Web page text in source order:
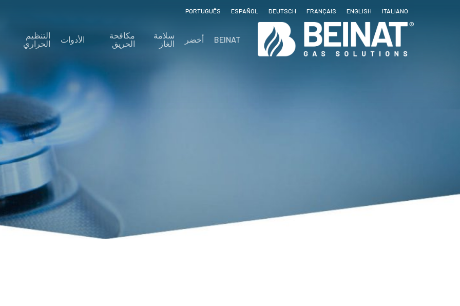
ITALIANO
ENGLISH
FRANÇAIS
DEUTSCH
ESPAÑOL
PORTUGUÊS
BEINAT أخضر
سلامة
الغاز
مكافحة
الحريق
الأدوات
التنظيم
الحراري